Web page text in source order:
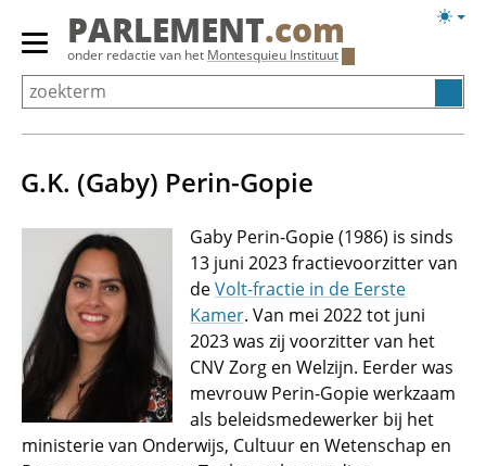
Overslaan
Primair
menu
tonen/verbergen
PARLEMENT.com
onder redactie van het Montesquieu Instituut
G.K. (Gaby) Perin-Gopie
Gaby Perin-Gopie (1986) is sinds
13 juni 2023 fractievoorzitter van
deVolt-fractie in de Eerste
Kamer. Van mei 2022 tot juni
2023 was zij voorzitter van het
CNV Zorg en Welzijn. Eerder was
mevrouw Perin-Gopie werkzaam
als beleidsmedewerker bij het
ministerie van Onderwijs, Cultuur en Wetenschap en